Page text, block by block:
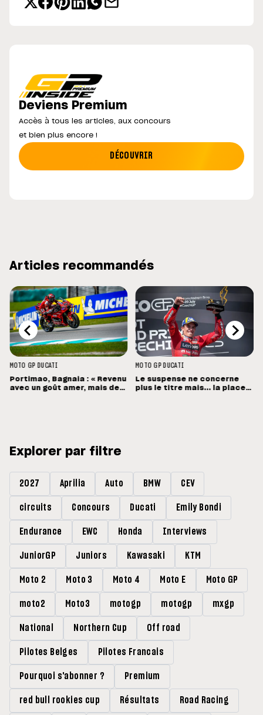
Deviens Premium
Accès à tous les articles, aux concours
et bien plus encore !
DÉCOUVRIR
Articles recommandés
MOTO GP DUCATI
Portimao, Bagnaia : « Revenu
avec un goût amer, mais des
MOTO GP DUCATI
Le suspense ne concerne
plus le titre mais... la place
Explorer par filtre
2027 Aprilia Auto BMW CEV
circuits Concours Ducati Emily Bondi
Endurance EWC Honda Interviews
JuniorGP Juniors Kawasaki KTM
Moto 2 Moto 3 Moto 4 Moto E Moto GP
moto2 Moto3 motogp motogp mxgp
National Northern Cup Off road
Pilotes Belges Pilotes Francais
Pourquoi s'abonner ? Premium
red bull rookies cup Résultats Road Racing